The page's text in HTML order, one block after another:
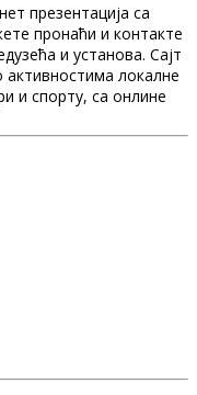
презентација са
пронаћи и контакте
и установа. Сајт
локалне
и спорту, са онлине